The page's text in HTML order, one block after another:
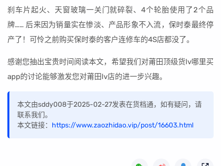
刹车片起火、天窗玻璃一关门就碎裂、4个轮胎使用了2个品
牌…… 后来因为销量实在惨淡、产品形象不入流，保时泰最终停
产了！可怜之前购买保时泰的客户连修车的4S店都没了。
感谢您抽出宝贵时间阅读本文，希望我们对莆田顶级货lv哪里买
app的讨论能够激发您对莆田lv店的进一步兴趣。
本文由sddy008于2025-02-27发表在货档通，如有疑问，请
联系我们。
本文链接： https://www.zaozhidao.vip/post/16603.html